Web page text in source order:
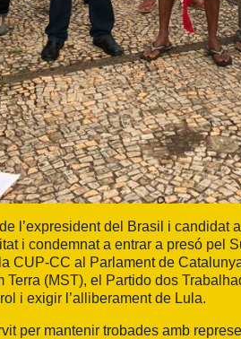
l’expresident del Brasil i
i condemnat a entrar a presó pel
CUP-CC al Parlament de
Terra (MST), el Partido dos
i exigir l’alliberament de Lula.
per mantenir trobades amb